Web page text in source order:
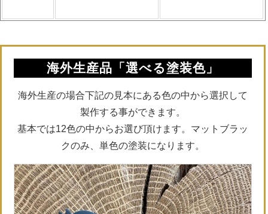
海外生産品「選べる塗装色」
海外生産の場合下記の見本にある色の中から選択して
製作する事ができます。
基本では12色の中からお選び頂けます。マットブラッ
クのみ、単色の塗装になります。